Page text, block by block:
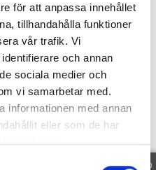
för att anpassa innehållet
tillhandahålla funktioner
vår trafik. Vi
och annan
sociala medier och
vi samarbetar med.
informationen med annan
eller som de har
tjänster.
känslan.
Ballingslöv är
och erbjuder
marmor, integrerad
en häll med två
perfekt för den
och golvvärme,